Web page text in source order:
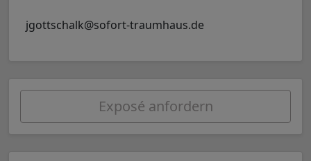
jgottschalk@sofort-traumhaus.de
Exposé anfordern